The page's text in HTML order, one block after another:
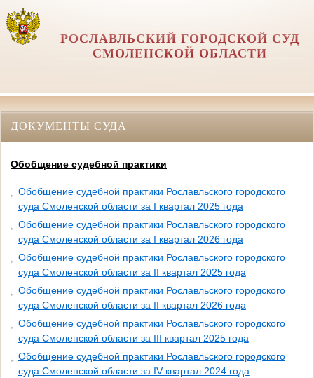
РОСЛАВЛЬСКИЙ ГОРОДСКОЙ СУД
СМОЛЕНСКОЙ ОБЛАСТИ
ДОКУМЕНТЫ СУДА
Обобщение судебной практики
Обобщение судебной практики Рославльского городского
суда Смоленской области за I квартал 2025 года
Обобщение судебной практики Рославльского городского
суда Смоленской области за I квартал 2026 года
Обобщение судебной практики Рославльского городского
суда Смоленской области за II квартал 2025 года
Обобщение судебной практики Рославльского городского
суда Смоленской области за II квартал 2026 года
Обобщение судебной практики Рославльского городского
суда Смоленской области за III квартал 2025 года
Обобщение судебной практики Рославльского городского
суда Смоленской области за IV квартал 2024 года